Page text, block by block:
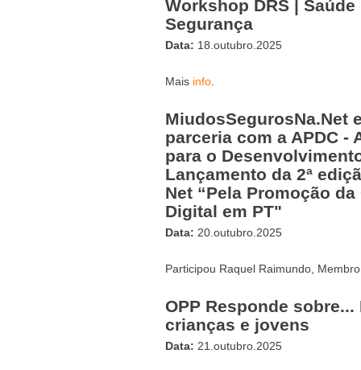
Workshop DRS |
Segurança
Data: 18.outubro.2025
Mais info
MiudosSegurosNa.Net
parceria com a APDC -
para o
Lançamento da 2ª
Net “Pela Promoção
Digital em PT"
Data: 20.outubro.2025
Participou Raquel Raimundo,
OPP Responde
crianças e jovens
Data: 21.outubro.2025